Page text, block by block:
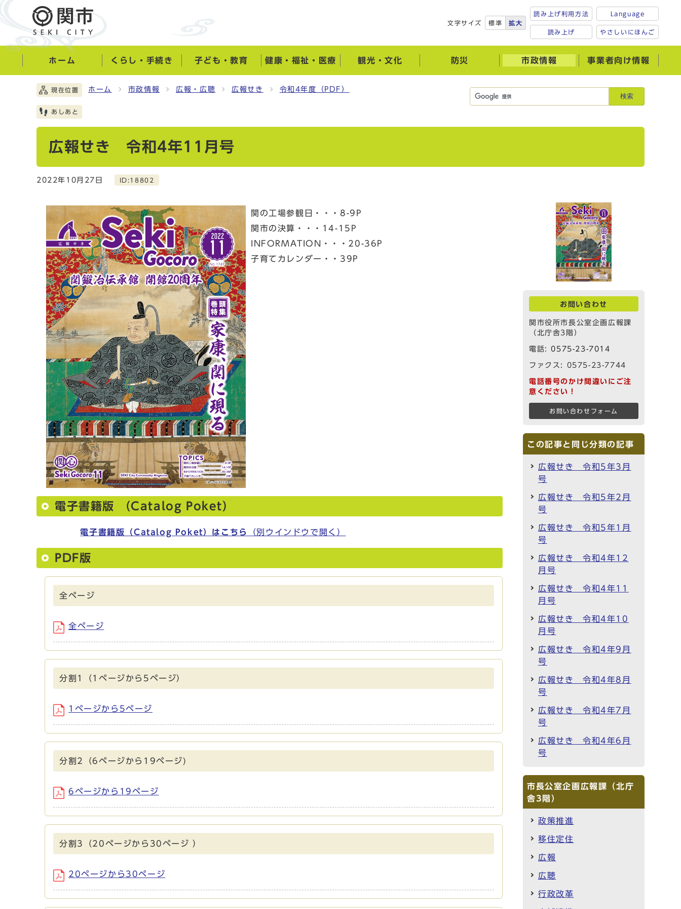
文字サイズ 標準 拡大
読み上げ利用方法
読み上げ
Language
やさしいにほんご
ホーム くらし・手続き 子ども・教育 健康・福祉・医療 観光・文化 防災 市政情報 事業者向け情報
検索
現在位置 ホーム 市政情報 広報・広聴 広報せき 令和4年度（PDF）
あしあと
広報せき 令和4年11月号
2022年10月27日 ID:18802
関の工場参観日・・・8-9P
関市の決算・・・14-15P
INFORMATION・・・20-36P
子育てカレンダー・・39P
電子書籍版 （Catalog Poket）
電子書籍版（Catalog Poket）はこちら （別ウインドウで開く）
PDF版
全ページ
全ページ
分割1（1ページから5ページ）
1ページから5ページ
分割2（6ページから19ページ)
6ページから19ページ
分割3（20ページから30ページ ）
20ページから30ページ
お問い合わせ
関市役所市長公室企画広報課
（北庁舎3階）
電話:0575-23-7014
ファクス: 0575-23-7744
電話番号のかけ間違いにご注
意ください！
お問い合わせフォーム
この記事と同じ分類の記事
広報せき 令和5年3月
号
広報せき 令和5年2月
号
広報せき 令和5年1月
号
広報せき 令和4年12
月号
広報せき 令和4年11
月号
広報せき 令和4年10
月号
広報せき 令和4年9月
号
広報せき 令和4年8月
号
広報せき 令和4年7月
号
広報せき 令和4年6月
号
市長公室企画広報課（北庁
舎3階）
政策推進
移住定住
広報
広聴
行政改革